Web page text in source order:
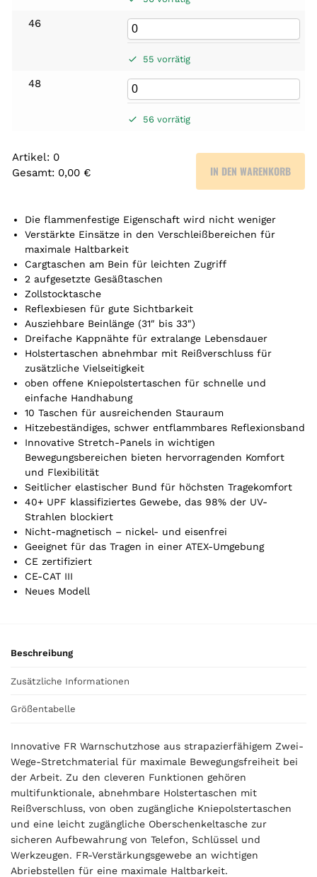
46
55 vorrätig
48
56 vorrätig
Artikel: 0
Gesamt: 0,00 €
r
t
k
e
l
.
Y
o
u
s
0
0
0
€
IN DEN WARENKORB
Die flammenfestige Eigenschaft wird nicht weniger
Verstärkte Einsätze in den Verschleißbereichen für
maximale Haltbarkeit
Cargtaschen am Bein für leichten Zugriff
2 aufgesetzte Gesäßtaschen
Zollstocktasche
Reflexbiesen für gute Sichtbarkeit
Ausziehbare Beinlänge (31″ bis 33″)
Dreifache Kappnähte für extralange Lebensdauer
Holstertaschen abnehmbar mit Reißverschluss für
zusätzliche Vielseitigkeit
oben offene Kniepolstertaschen für schnelle und
einfache Handhabung
10 Taschen für ausreichenden Stauraum
Hitzebeständiges, schwer entflammbares Reflexionsband
Innovative Stretch-Panels in wichtigen
Bewegungsbereichen bieten hervorragenden Komfort
und Flexibilität
Seitlicher elastischer Bund für höchsten Tragekomfort
40+ UPF klassifiziertes Gewebe, das 98% der UV-
Strahlen blockiert
Nicht-magnetisch – nickel- und eisenfrei
Geeignet für das Tragen in einer ATEX-Umgebung
CE zertifiziert
CE-CAT III
Neues Modell
Beschreibung
Zusätzliche Informationen
Größentabelle
Innovative FR Warnschutzhose aus strapazierfähigem Zwei-
Wege-Stretchmaterial für maximale Bewegungsfreiheit bei
der Arbeit. Zu den cleveren Funktionen gehören
multifunktionale, abnehmbare Holstertaschen mit
Reißverschluss, von oben zugängliche Kniepolstertaschen
und eine leicht zugängliche Oberschenkeltasche zur
sicheren Aufbewahrung von Telefon, Schlüssel und
Werkzeugen. FR-Verstärkungsgewebe an wichtigen
Abriebstellen für eine maximale Haltbarkeit.